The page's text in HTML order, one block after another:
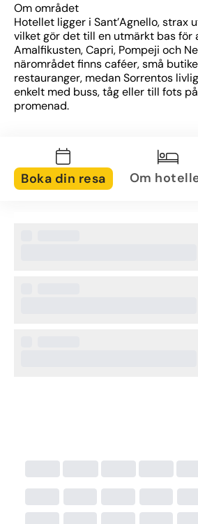
Om området
Hotellet ligger i Sant’Agnello, strax
vilket gör det till en utmärkt bas för
Amalfikusten, Capri, Pompeji och
närområdet finns caféer, små
restauranger, medan Sorrentos
enkelt med buss, tåg eller till fots
promenad.
Rummen är ljust inredda i klassisk
utrustade med luftkonditionering,
eget badrum. Många av rummen
terrass med utsikt över trädgården
Boka din resa Om